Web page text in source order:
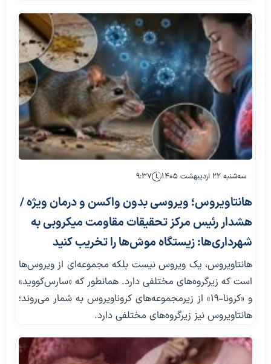
سه‌شنبه ۲۲ اردیبهشت ۱۴۰۵ ۹:۳۷
هانتاویروس؛ ویروسی بدون واکسن و درمان ویژه /
هشدار رئیس مرکز تحقیقات مقاومت میکروبی به
شهرداری‌ها: زیستگاه موش‌ها را تخریب کنید
هانتاویروس، یک ویروس نیست بلکه مجموعه‌ای از ویروس‌ها
است که زیرگروه‌های مختلفی دارد. همانطور که «سارس‌کووید»
و «کرونا-۱۹» از زیرمجموعه‌های کروناویروس به شمار می‌روند؛
هانتاویروس نیز زیرگروه‌های مختلفی دارد.